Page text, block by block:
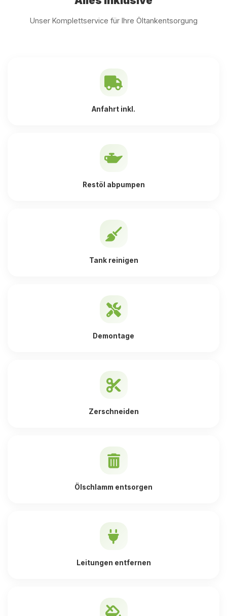
Unser Komplettservice für Ihre Öltankentsorgung
Anfahrt inkl.
Restöl abpumpen
Tank reinigen
Demontage
Zerschneiden
Ölschlamm entsorgen
Leitungen entfernen